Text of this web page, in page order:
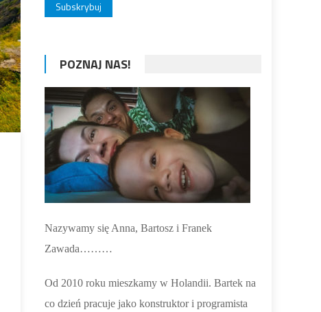
POZNAJ NAS!
Nazywamy się Anna, Bartosz i Franek
Zawada………
Od 2010 roku mieszkamy w Holandii. Bartek na
co dzień pracuje jako konstruktor i programista